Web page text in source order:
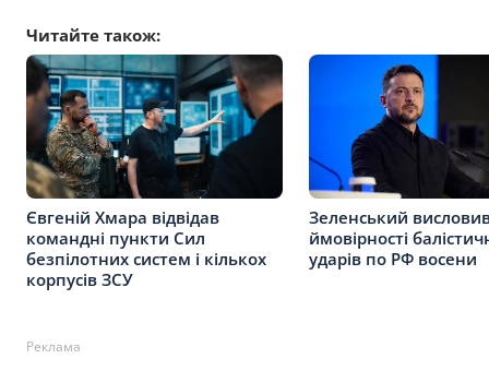
Читайте також:
Євгеній Хмара відвідав
командні пункти Сил
безпілотних систем і кількох
корпусів ЗСУ
Зеленський
ймовірності
ударів по РФ восени
Реклама